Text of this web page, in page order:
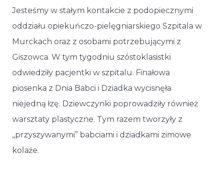
Jesteśmy w stałym kontakcie z podopiecznymi
oddziału opiekuńczo-pielęgniarskiego Szpitala w
Murckach oraz z osobami potrzebującymi z
Giszowca. W tym tygodniu szóstoklasistki
odwiedziły pacjentki w szpitalu. Finałowa
piosenka z Dnia Babci i Dziadka wycisnęła
niejedną łzę. Dziewczynki poprowadziły również
warsztaty plastyczne. Tym razem tworzyły z
,,przyszywanymi” babciami i dziadkami zimowe
kolaże.